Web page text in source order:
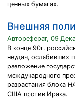
ценных бумагах.
Внешняя
Автореферат, 09
В конце 90г.
неудач, ослабивших
разложение
международного
разрастания блока
США против Ирака.